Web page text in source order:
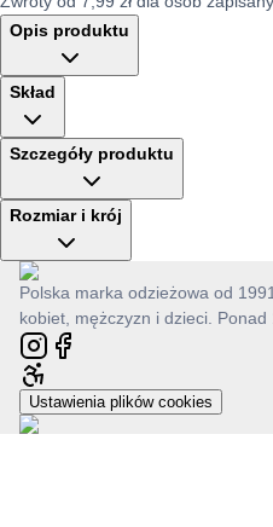
Opis produktu
Skład
Szczegóły produktu
Rozmiar i krój
Polska marka odzieżowa od
kobiet, mężczyzn i dzieci. Ponad
Ustawienia plików cookies